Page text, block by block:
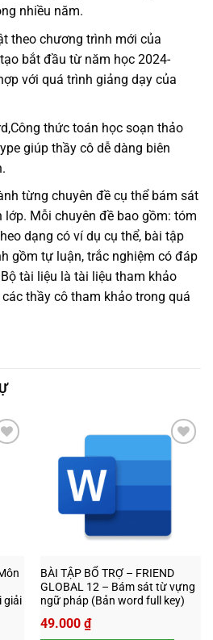
nhiều năm.
theo chương trình mới của
bắt đầu từ năm học 2024-
với quá trình giảng dạy của
thức toán học soạn thảo
giúp thầy cô dễ dàng biên
từng chuyên đề cụ thể bám sát
Mỗi chuyên đề bao gồm: tóm
dạng có ví dụ cụ thể, bài tập
gồm tự luận, trắc nghiệm có đáp
tài liệu là tài liệu tham khảo
thầy cô tham khảo trong quá
giải
BÀI TẬP BỔ TRỢ – FRIEND
GLOBAL 12 – Bám sát từ vựng
ngữ pháp (Bản word full key)
49.000 ₫